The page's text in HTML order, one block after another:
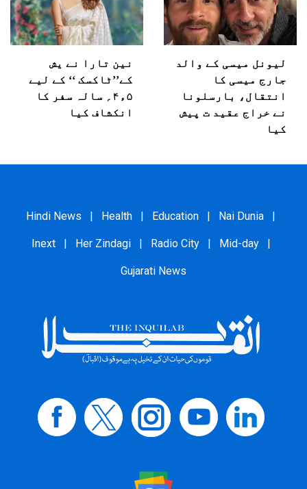
لیونل میسی کے والد
جارج میسی کا
انتقال، بارسلونا
نے خراج عقید ت پیش
کیا
نین تارا نے یش
کے’’ٹاکسک ‘‘ کے لیے
۵ء۴؍ سالہ سفر کا
انکشاف کیا
Hindi News | Health | Education | Nai Dunia |
Inext | Her Zindagi | Radio City | Mid-day |
Gujarati News